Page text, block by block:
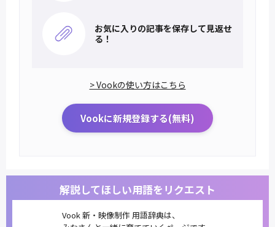
お気に入りの記事を保存して見返せ
る！
> Vookの使い方はこちら
Vookに新規登録する(無料)
解説してほしい用語をリクエスト
Vook 新・映像制作 用語辞典は、